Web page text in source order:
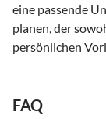
eine passende
planen, der
persönlichen
FAQ